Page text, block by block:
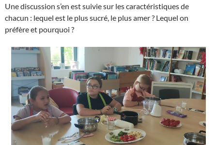
Une discussion s’en est suivie sur les caractéristiques de
chacun : lequel est le plus sucré, le plus amer ? Lequel on
préfère et pourquoi ?